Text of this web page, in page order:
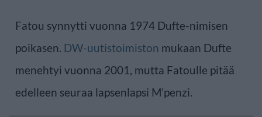
Fatou synnytti vuonna 1974 Dufte-nimisen
poikasen. DW-uutistoimiston mukaan Dufte
menehtyi vuonna 2001, mutta Fatoulle pitää
edelleen seuraa lapsenlapsi M’penzi.